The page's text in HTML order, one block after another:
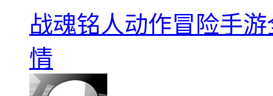
战魂铭人动作冒险手
情